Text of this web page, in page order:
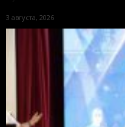
3 августа, 2026